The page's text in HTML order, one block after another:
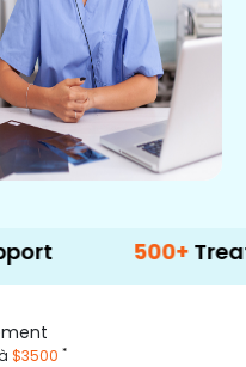
500+ Treatment
$3500 *